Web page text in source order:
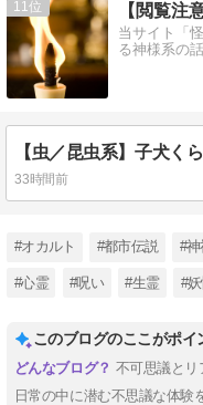
11 【閲覧注
当サイト「
る神様系の
33時間前
#オカルト #都市伝説 #神
#心霊 #呪い #生霊 #
このブログのここがポイ
不可思議とリ
日常の中に潜む不思議な体験